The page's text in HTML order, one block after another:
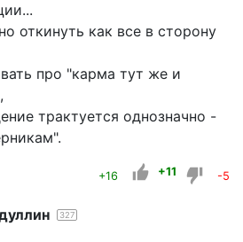
откинуть как все в сторону
про "карма тут же и
трактуется однозначно -
+16 +11 -5
327